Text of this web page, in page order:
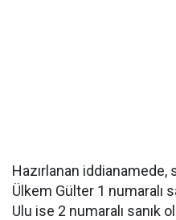
Hazırlanan iddianamede,
Ülkem Gülter 1 numaralı
Ulu ise 2 numaralı sanık